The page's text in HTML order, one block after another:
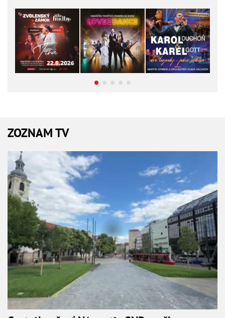
ZOZNAM TV